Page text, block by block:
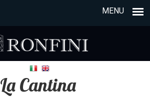
MENU
La Cantina